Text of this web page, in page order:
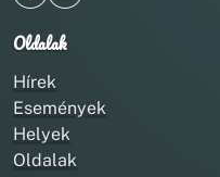
Oldalak
Hírek
Események
Helyek
Oldalak